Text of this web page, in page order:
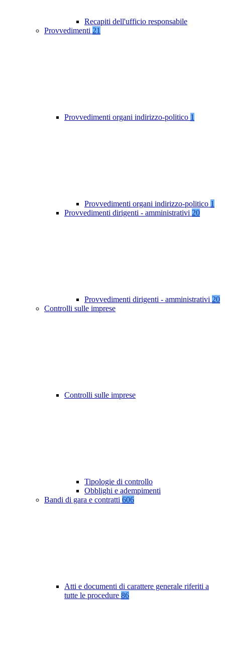
Recapiti dell'ufficio responsabile
Provvedimenti 21
Provvedimenti organi indirizzo-politico 1
Provvedimenti organi indirizzo-politico 1
Provvedimenti dirigenti - amministrativi 20
Provvedimenti dirigenti - amministrativi 20
Controlli sulle imprese
Controlli sulle imprese
Tipologie di controllo
Obblighi e adempimenti
Bandi di gara e contratti 606
Atti e documenti di carattere generale riferiti a
tutte le procedure 86